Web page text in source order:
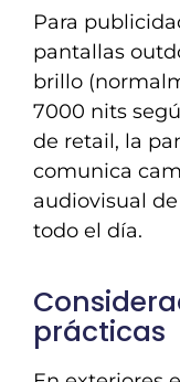
Para
pantallas
brillo
7000 nits
de retail, la
comunica
audiovisual
todo el día.
prácticas